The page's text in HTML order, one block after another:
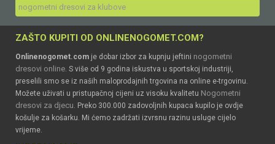
nogometni dresovi za klubove
ZAŠTO KUPITI OD ONLINENOGOMET.COM?
Onlinenogomet.com je dobar izbor za kupnju jeftini nogometni
dresovi online. S više od 9 godina iskustva u sportskoj industriji,
preselili smo se iz naših maloprodajnih trgovina na online e-trgovinu.
Možete uživati u pristupačnoj cijeni uz visoku kvalitetu Nogometni
dresovi za djecu. Preko 300.000 zadovoljnih kupaca kupilo je ovdje
košulje za košarku. Mi ćemo zadržati izvrsnu razinu usluge cijelo
vrijeme.